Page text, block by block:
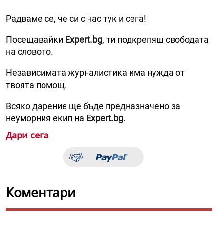
Радваме се, че си с нас тук и сега!
Посещавайки Expert.bg, ти подкрепяш свободата
на словото.
Независимата журналистика има нужда от
твоята помощ.
Всяко дарение ще бъде предназначено за
неуморния екип на Expert.bg.
Дари сега
Коментари